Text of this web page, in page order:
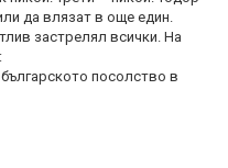
да влязат в още един.
застрелял всички. На
посолство в